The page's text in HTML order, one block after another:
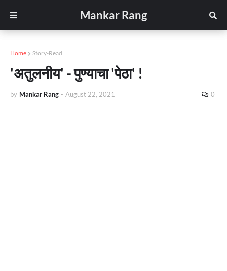
Mankar Rang
Home Story-Read
'अतुलनीय' - पुण्याचा 'पेठा' !
by Mankar Rang - August 22, 2021 0